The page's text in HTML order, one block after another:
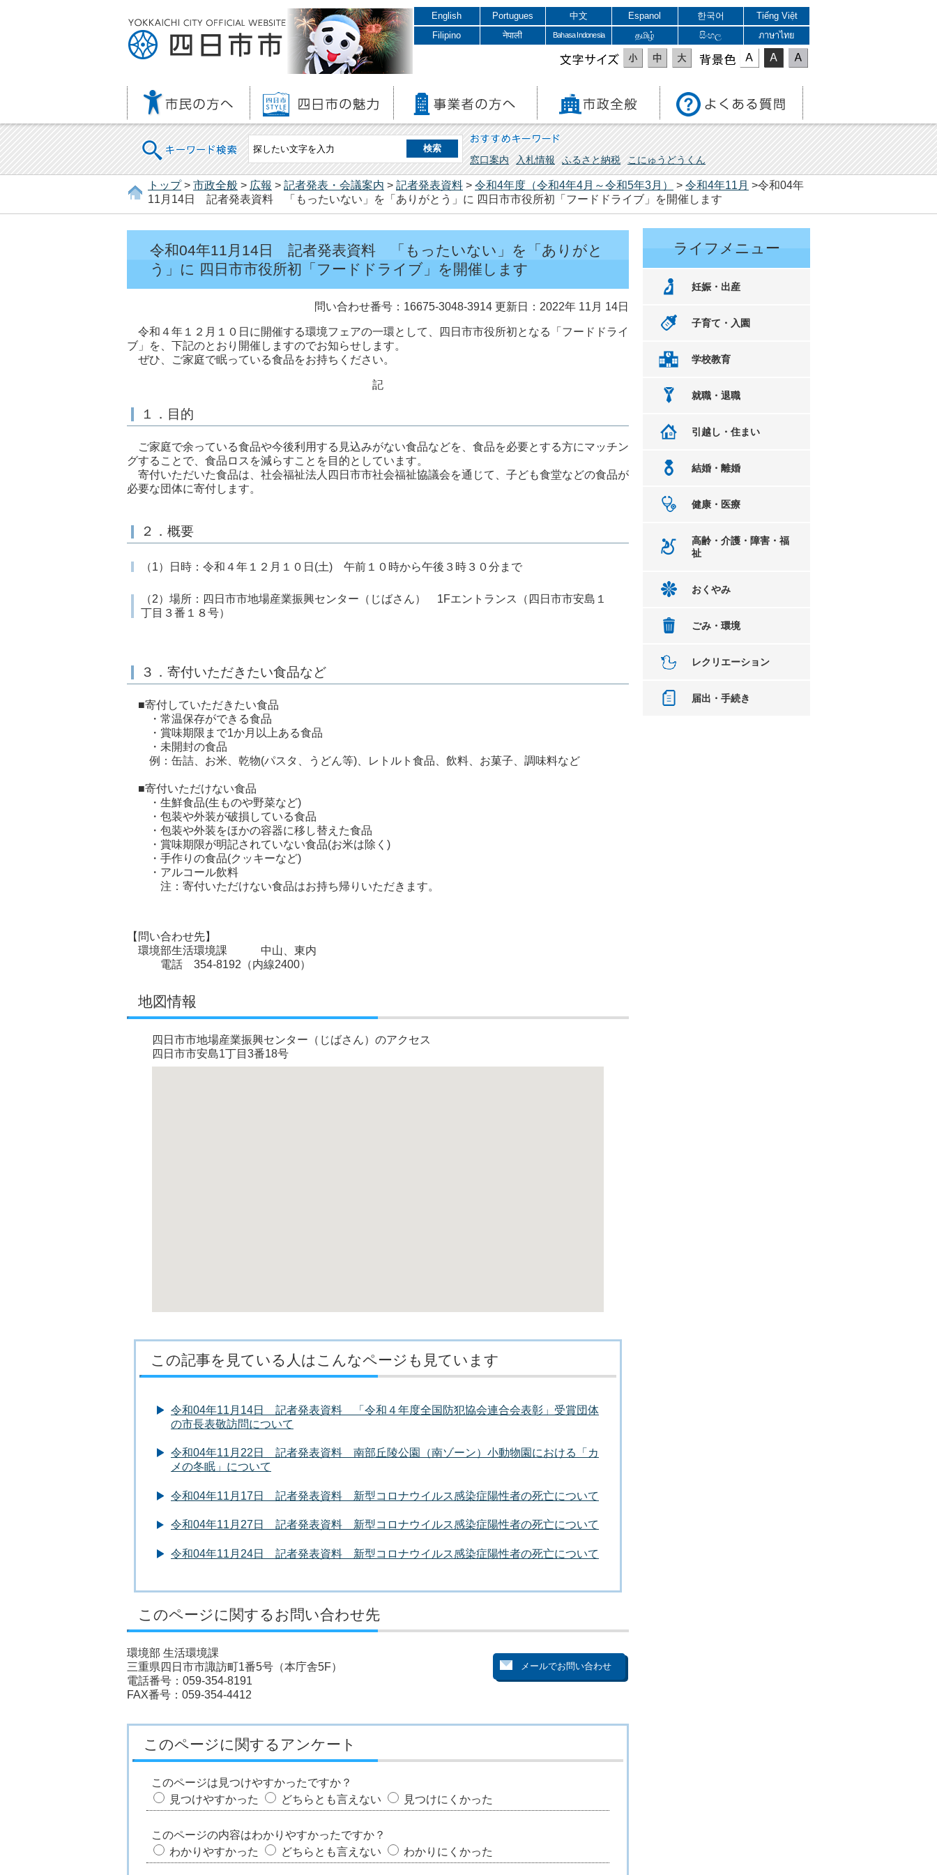
English Portugues 中文 Espanol 한국어
Tiếng Việt
Filipino
नेपाली Bahasa Indonesia தமிழ் සිංහල ภาษาไทย
文字サイズ 表示色
キーワード検索 おすすめキーワード
窓口案内 入札情報 ふるさと納税 こにゅうどうくん
トップ> 市政全般 > 広報 > 記者発表・会議案内 > 記者発表資料 > 令和4年度（令和4年4月～令和5年3月） > 令和4年11月 >令和04年
11月14日 記者発表資料 「もったいない」を「ありがとう」に 四日市市役所初「フードドライブ」を開催します
令和04年11月14日 記者発表資料 「もったいない」を「ありがと
う」に 四日市市役所初「フードドライブ」を開催します
問い合わせ番号：16675-3048-3914 更新日：2022年 11月 14日
令和４年１２月１０日に開催する環境フェアの一環として、四日市市役所初となる「フードドライ
ブ」を、下記のとおり開催しますのでお知らせします。
ぜひ、ご家庭で眠っている食品をお持ちください。
記
１．目的
ご家庭で余っている食品や今後利用する見込みがない食品などを、食品を必要とする方にマッチン
グすることで、食品ロスを減らすことを目的としています。
寄付いただいた食品は、社会福祉法人四日市市社会福祉協議会を通じて、子ども食堂などの食品が
必要な団体に寄付します。
２．概要
（1）日時：令和４年１２月１０日(土) 午前１０時から午後３時３０分まで
（2）場所：四日市市地場産業振興センター（じばさん） 1Fエントランス（四日市市安島１
丁目３番１８号）
３．寄付いただきたい食品など
■寄付していただきたい食品
・常温保存ができる食品
・賞味期限まで1か月以上ある食品
・未開封の食品
例：缶詰、お米、乾物(パスタ、うどん等)、レトルト食品、飲料、お菓子、調味料など
■寄付いただけない食品
・生鮮食品(生ものや野菜など)
・包装や外装が破損している食品
・包装や外装をほかの容器に移し替えた食品
・賞味期限が明記されていない食品(お米は除く)
・手作りの食品(クッキーなど)
・アルコール飲料
注：寄付いただけない食品はお持ち帰りいただきます。
【問い合わせ先】
環境部生活環境課 中山、東内
電話 354-8192（内線2400）
地図情報
四日市市地場産業振興センター（じばさん）のアクセス
四日市市安島1丁目3番18号
この記事を見ている人はこんなページも見ています
令和04年11月14日 記者発表資料 「令和４年度全国防犯協会連合会表彰」受賞団体
の市長表敬訪問について
令和04年11月22日 記者発表資料 南部丘陵公園（南ゾーン）小動物園における「カ
メの冬眠」について
令和04年11月17日 記者発表資料 新型コロナウイルス感染症陽性者の死亡について
令和04年11月27日 記者発表資料 新型コロナウイルス感染症陽性者の死亡について
令和04年11月24日 記者発表資料 新型コロナウイルス感染症陽性者の死亡について
このページに関するお問い合わせ先
環境部 生活環境課
三重県四日市市諏訪町1番5号（本庁舎5F）
電話番号：059-354-8191
FAX番号：059-354-4412
このページに関するアンケート
このページは見つけやすかったですか？
見つけやすかった
どちらとも言えない 見つけにくかった
このページの内容はわかりやすかったですか？
わかりやすかった
どちらとも言えない わかりにくかった
ライフメニュー
妊娠・出産
子育て・入園
学校教育
就職・退職
引越し・住まい
結婚・離婚
健康・医療
高齢・介護・障害・福
祉
おくやみ
ごみ・環境
レクリエーション
届出・手続き